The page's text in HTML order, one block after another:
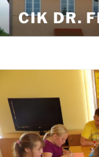
Preskoči
sadržaj
CIK DR.